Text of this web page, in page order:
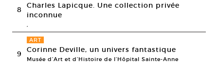
8
Charles Lapicque. Une collection privée
inconnue
9
ART
Corinne Deville, un univers fantastique
Musée d’Art et d’Histoire de l’Hôpital Sainte-Anne